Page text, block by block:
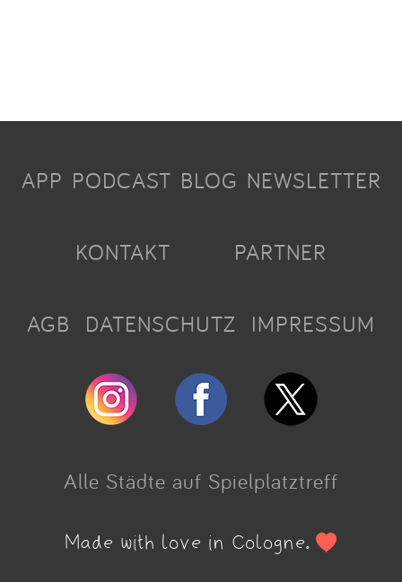
APP PODCAST BLOG NEWSLETTER
KONTAKT PARTNER
AGB DATENSCHUTZ IMPRESSUM
Alle Städte auf Spielplatztreff
Made with love in Cologne.